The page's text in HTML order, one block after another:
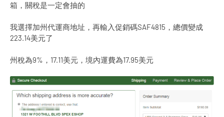
箱，關稅是一定會抽的
我選擇加州代運商地址，再輸入促銷碼SAF4815，總價變成
223.14美元了
州稅為9%，17.11美元，境內運費為17.95美元